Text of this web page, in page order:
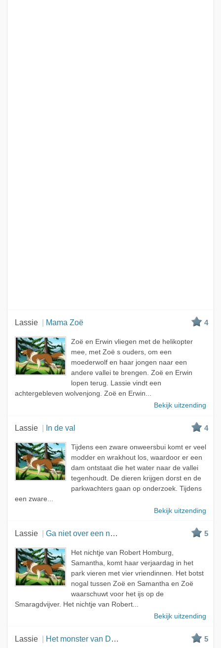
Lassie Mama Zoë 4
Zoë en Erwin vliegen met de helikopter
mee, met Zoë s ouders, om een
moederwolf en haar jongen naar een
andere vallei te brengen. Zoë en Erwin
lopen terug. Lassie vindt een
achtergebleven wolvenjong. Zoë en Erwin...
Bekijk uitzending
Lassie In de val 4
Tijdens een zware onweersbui komt er veel
modder en wrakhout los, waardoor er een
dam ontstaat die het water naar de vallei
tegenhoudt. De dieren krijgen dorst en de
parkwachters gaan op onderzoek. Tijdens
een zware...
Bekijk uitzending
Lassie Ga niet over een nacht ijs 5
Het nichtje van Robert Homburg,
Samantha, komt haar verjaardag in het
park vieren met vier vriendinnen. Het botst
nogal tussen Zoë en Samantha en Zoë
waarschuwt voor het ijs op de
Smaragdvijver. Het nichtje van Robert...
Bekijk uitzending
Lassie Het monster van Diamantmeer 5